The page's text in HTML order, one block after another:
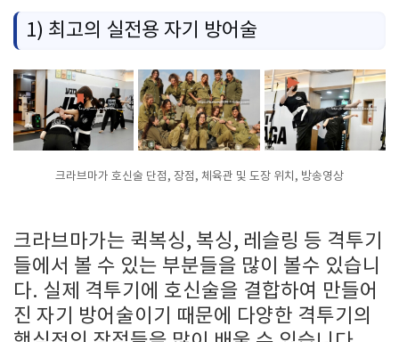
1) 최고의 실전용 자기 방어술
크라브마가 호신술 단점, 장점, 체육관 및 도장 위치, 방송영상
크라브마가는 퀵복싱, 복싱, 레슬링 등 격투기
들에서 볼 수 있는 부분들을 많이 볼수 있습니
다. 실제 격투기에 호신술을 결합하여 만들어
진 자기 방어술이기 때문에 다양한 격투기의